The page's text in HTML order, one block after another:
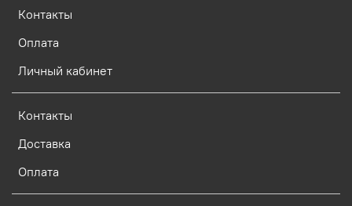
Контакты
Оплата
Личный кабинет
Контакты
Доставка
Оплата